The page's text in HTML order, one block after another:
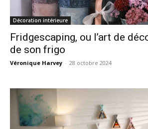
Décoration intérieure
Fridgescaping, ou l’art de
de son frigo
Véronique Harvey - 28 octobre 2024